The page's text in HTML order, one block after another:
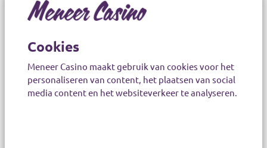
Cookies
Meneer Casino maakt gebruik van cookies voor het
personaliseren van content, het plaatsen van social
media content en het websiteverkeer te analyseren.
Het hotel-casino zou geen specifiek thema krijgen en
slechts 1100 kamers.
Wel zou er een nachtclub moeten komen, die alle
andere clubs in Las Vegas overbodig maakt. Dat